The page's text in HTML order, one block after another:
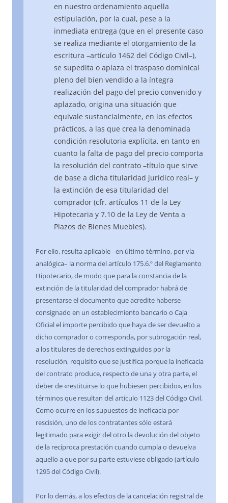
en nuestro ordenamiento aquella
estipulación, por la cual, pese a la
inmediata entrega (que en el presente caso
se realiza mediante el otorgamiento de la
escritura –artículo 1462 del Código Civil–),
se supedita o aplaza el traspaso dominical
pleno del bien vendido a la íntegra
realización del pago del precio convenido y
aplazado, origina una situación que
equivale sustancialmente, en los efectos
prácticos, a las que crea la denominada
condición resolutoria explícita, en tanto en
cuanto la falta de pago del precio comporta
la resolución del contrato –título que sirve
de base a dicha titularidad jurídico real– y
la extinción de esa titularidad del
comprador (cfr. artículos 11 de la Ley
Hipotecaria y 7.10 de la Ley de Venta a
Plazos de Bienes Muebles).
Por ello, resulta aplicable –en último término, por vía
analógica– la norma del artículo 175.6.º del Reglamento
Hipotecario, de modo que para la constancia de la
extinción de la titularidad del comprador habrá de
presentarse el documento que acredite haberse
consignado en un establecimiento bancario o Caja
Oficial el importe percibido que haya de ser devuelto a
dicho comprador o corresponda, por subrogación real,
a los titulares de derechos extinguidos por la
resolución, requisito que se justifica porque la ineficacia
del contrato produce, respecto de una y otra parte, el
deber de «restituirse lo que hubiesen percibido», en los
términos que resultan del artículo 1123 del Código Civil.
Como ocurre en los supuestos de ineficacia por
rescisión, uno de los contratantes sólo estará
legitimado para exigir del otro la devolución del objeto
de la recíproca prestación cuando cumpla o devuelva
aquello a que por su parte estuviese obligado (artículo
1295 del Código Civil).
Por lo demás, a los efectos de la cancelación registral de